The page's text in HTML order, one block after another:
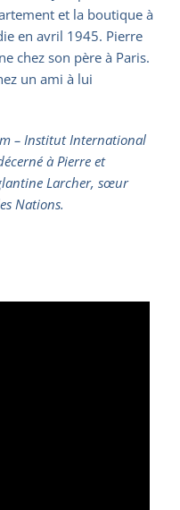
et la boutique à
en avril 1945. Pierre
chez son père à Paris.
un ami à lui
– Institut International
à Pierre et
Larcher, sœur
Nations.